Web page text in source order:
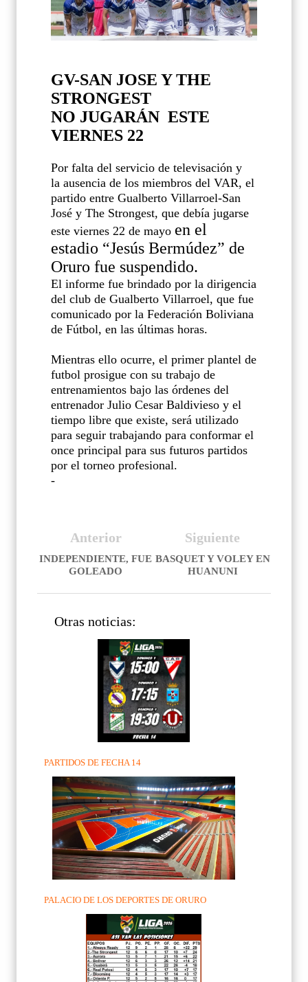
GV-SAN JOSE Y THE
STRONGEST
NO JUGARÁN ESTE
VIERNES 22
Por falta del servicio de televisación y
la ausencia de los miembros del VAR, el
partido entre Gualberto Villarroel-San
José y The Strongest, que debía jugarse
este viernes 22 de mayo en el
estadio “Jesús Bermúdez” de
Oruro fue suspendido.
El informe fue brindado por la dirigencia
del club de Gualberto Villarroel, que fue
comunicado por la Federación Boliviana
de Fútbol, en las últimas horas.
Mientras ello ocurre, el primer plantel de
futbol prosigue con su trabajo de
entrenamientos bajo las órdenes del
entrenador Julio Cesar Baldivieso y el
tiempo libre que existe, será utilizado
para seguir trabajando para conformar el
once principal para sus futuros partidos
por el torneo profesional.
-
Siguiente
BASQUET Y VOLEY EN
HUANUNI
Anterior
INDEPENDIENTE, FUE
GOLEADO
Otras noticias:
PARTIDOS DE FECHA 14
PALACIO DE LOS DEPORTES DE ORURO